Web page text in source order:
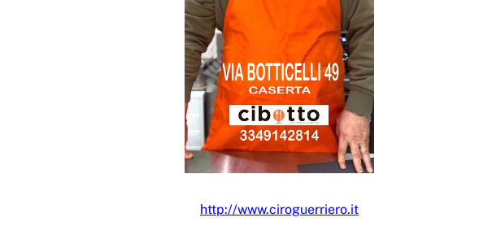
http://www.ciroguerriero.it